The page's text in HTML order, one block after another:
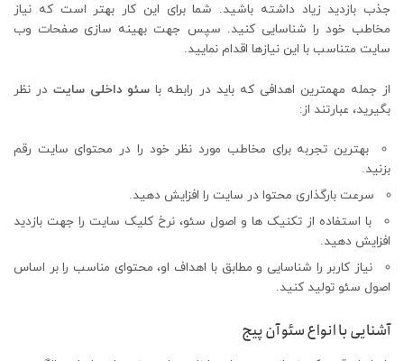
جذب بازدید زیاد داشته باشید. شما برای این کار بهتر است که نیاز
مخاطب خود را شناسایی کنید. سپس جهت بهینه سازی صفحات وب
سایت متناسب با این نیازها اقدام نمایید.
از جمله مهمترین اهدافی که باید در رابطه با سئو داخلی سایتدر نظر
بگیرید، عبارتند از:
بهترین تجربه برای مخاطب مورد نظر خود را در محتوای سایت رقم
بزنید.
سرعت بارگذاری محتوا در سایت را افزایش دهید.
با استفاده از تکنیک ها و اصول سئو، نرخ کلیک سایت را جهت بازدید
افزایش دهید.
نیاز کاربر را شناسایی و مطابق با اهداف او، محتوای مناسب را بر اساس
اصول سئو تولید کنید.
آشنایی با انواع سئو آن پیج